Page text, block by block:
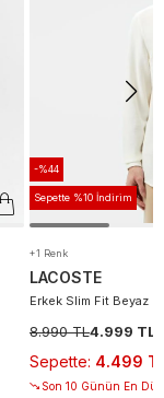
-%44
Sepette %10 İndirim
+1 Renk
LACOSTE
Erkek Slim Fit Beyaz
8.990 TL4.999 TL
Sepette: 4.499
Son 10 Günün En